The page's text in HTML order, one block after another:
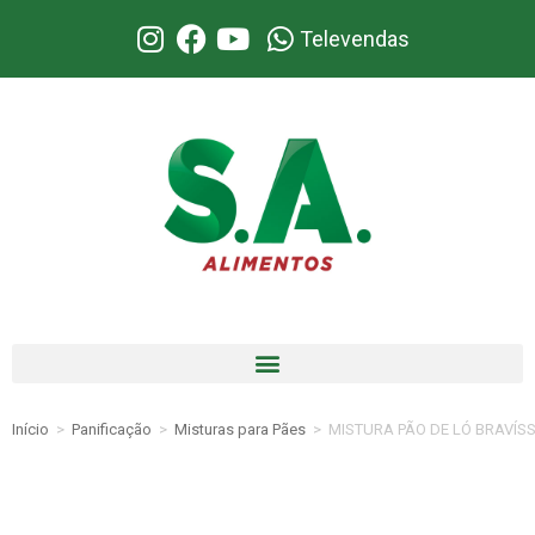
Televendas
Início > Panificação > Misturas para Pães > MISTURA PÃO DE LÓ